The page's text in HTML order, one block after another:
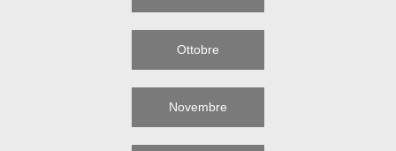
Ottobre
Novembre